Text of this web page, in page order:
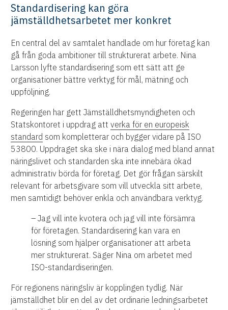
Standardisering kan göra
jämställdhetsarbetet mer konkret
En central del av samtalet handlade om hur företag kan
gå från goda ambitioner till strukturerat arbete. Nina
Larsson lyfte standardisering som ett sätt att ge
organisationer bättre verktyg för mål, mätning och
uppföljning.
Regeringen har gett Jämställdhetsmyndigheten och
Statskontoret i uppdrag attverka för en europeisk
standard som kompletterar och bygger vidare på ISO
53800. Uppdraget ska ske i nära dialog med bland annat
näringslivet och standarden ska inte innebära ökad
administrativ börda för företag. Det gör frågan särskilt
relevant för arbetsgivare som vill utveckla sitt arbete,
men samtidigt behöver enkla och användbara verktyg.
– Jag vill inte kvotera och jag vill inte försämra
för företagen. Standardisering kan vara en
lösning som hjälper organisationer att arbeta
mer strukturerat. Säger Nina om arbetet med
ISO-standardiseringen.
För regionens näringsliv är kopplingen tydlig. När
jämställdhet blir en del av det ordinarie ledningsarbetet